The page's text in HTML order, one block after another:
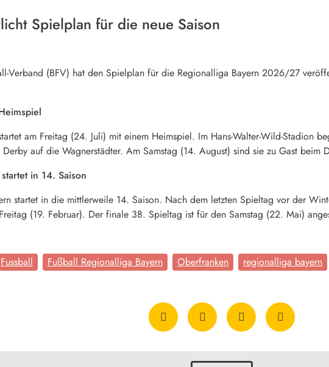
Spielplan für die neue Saison
Verband (BFV) hat den Spielplan für die Regionalliga Bayern 2026/27
am Freitag (24. Juli) mit einem Heimspiel. Im Hans-Walter-Wild-Stadion
auf die Wagnerstädter. Am Samstag (14. August) sind sie zu Gast beim
in 14. Saison
startet in die mittlerweile 14. Saison. Nach dem letzten Spieltag vor der
(19. Februar). Der finale 38. Spieltag ist für den Samstag (22. Mai)
Fussball Fußball Regionalliga Bayern Oberfranken regionalliga bayern